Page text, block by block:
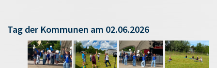
Tag der Kommunen am 02.06.2026